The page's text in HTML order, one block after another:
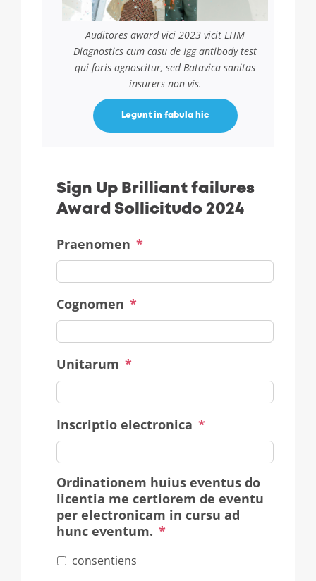
Auditores award vici 2023 vicit LHM
Diagnostics cum casu de Igg antibody test
qui foris agnoscitur, sed Batavica sanitas
insurers non vis.
Legunt in fabula hic
Sign Up Brilliant failures
Award Sollicitudo 2024
Praenomen *
Cognomen *
Unitarum *
Inscriptio electronica *
Ordinationem huius eventus do
licentia me certiorem de eventu
per electronicam in cursu ad
hunc eventum. *
consentiens